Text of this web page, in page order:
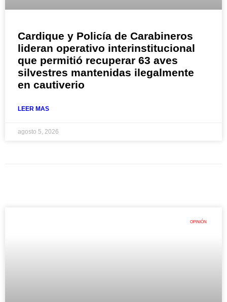
Cardique y Policía de Carabineros
lideran operativo interinstitucional
que permitió recuperar 63 aves
silvestres mantenidas ilegalmente
en cautiverio
LEER MAS
agosto 5, 2026
OPINIÓN